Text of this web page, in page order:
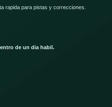
rapida para pistas y correcciones.
de un dia habil.